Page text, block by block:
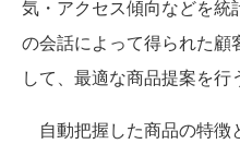
気・アクセス傾向などを統
の会話によって得られた
して、最適な商品提案を行
自動把握した商品の特徴